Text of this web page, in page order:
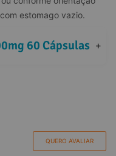
estomago vazio.
60 Cápsulas +
QUERO AVALIAR